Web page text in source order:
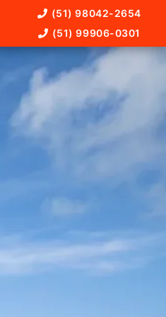
(51) 98042-2654
(51) 99906-0301